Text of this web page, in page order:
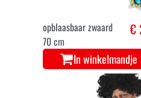
opblaasbaar zwaard
70 cm
€
In winkelmandje